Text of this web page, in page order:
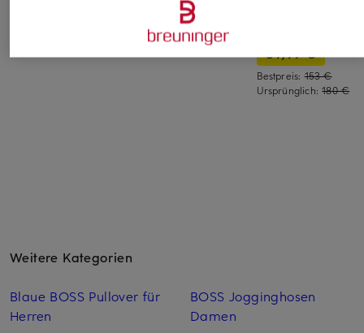
89,99 €
Bestpreis:153 €
Ursprünglich:180 €
Weitere Kategorien
Blaue BOSS Pullover für
Herren
BOSS Jogginghosen
Damen